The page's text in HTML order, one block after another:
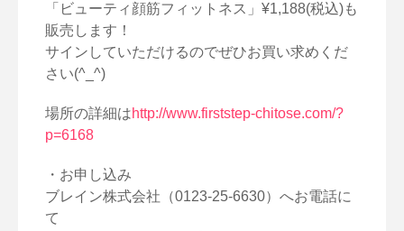
「ビューティ顔筋フィットネス」¥1,188(税込)も
販売します！
サインしていただけるのでぜひお買い求めくだ
さい(^_^)
場所の詳細はhttp://www.firststep-chitose.com/?
p=6168
・お申し込み
ブレイン株式会社（0123-25-6630）へお電話に
て